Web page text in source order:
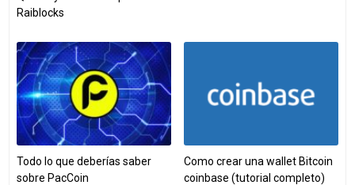
Raiblocks
Todo lo que deberías saber
sobre PacCoin
Como crear una wallet Bitcoin
coinbase (tutorial completo)